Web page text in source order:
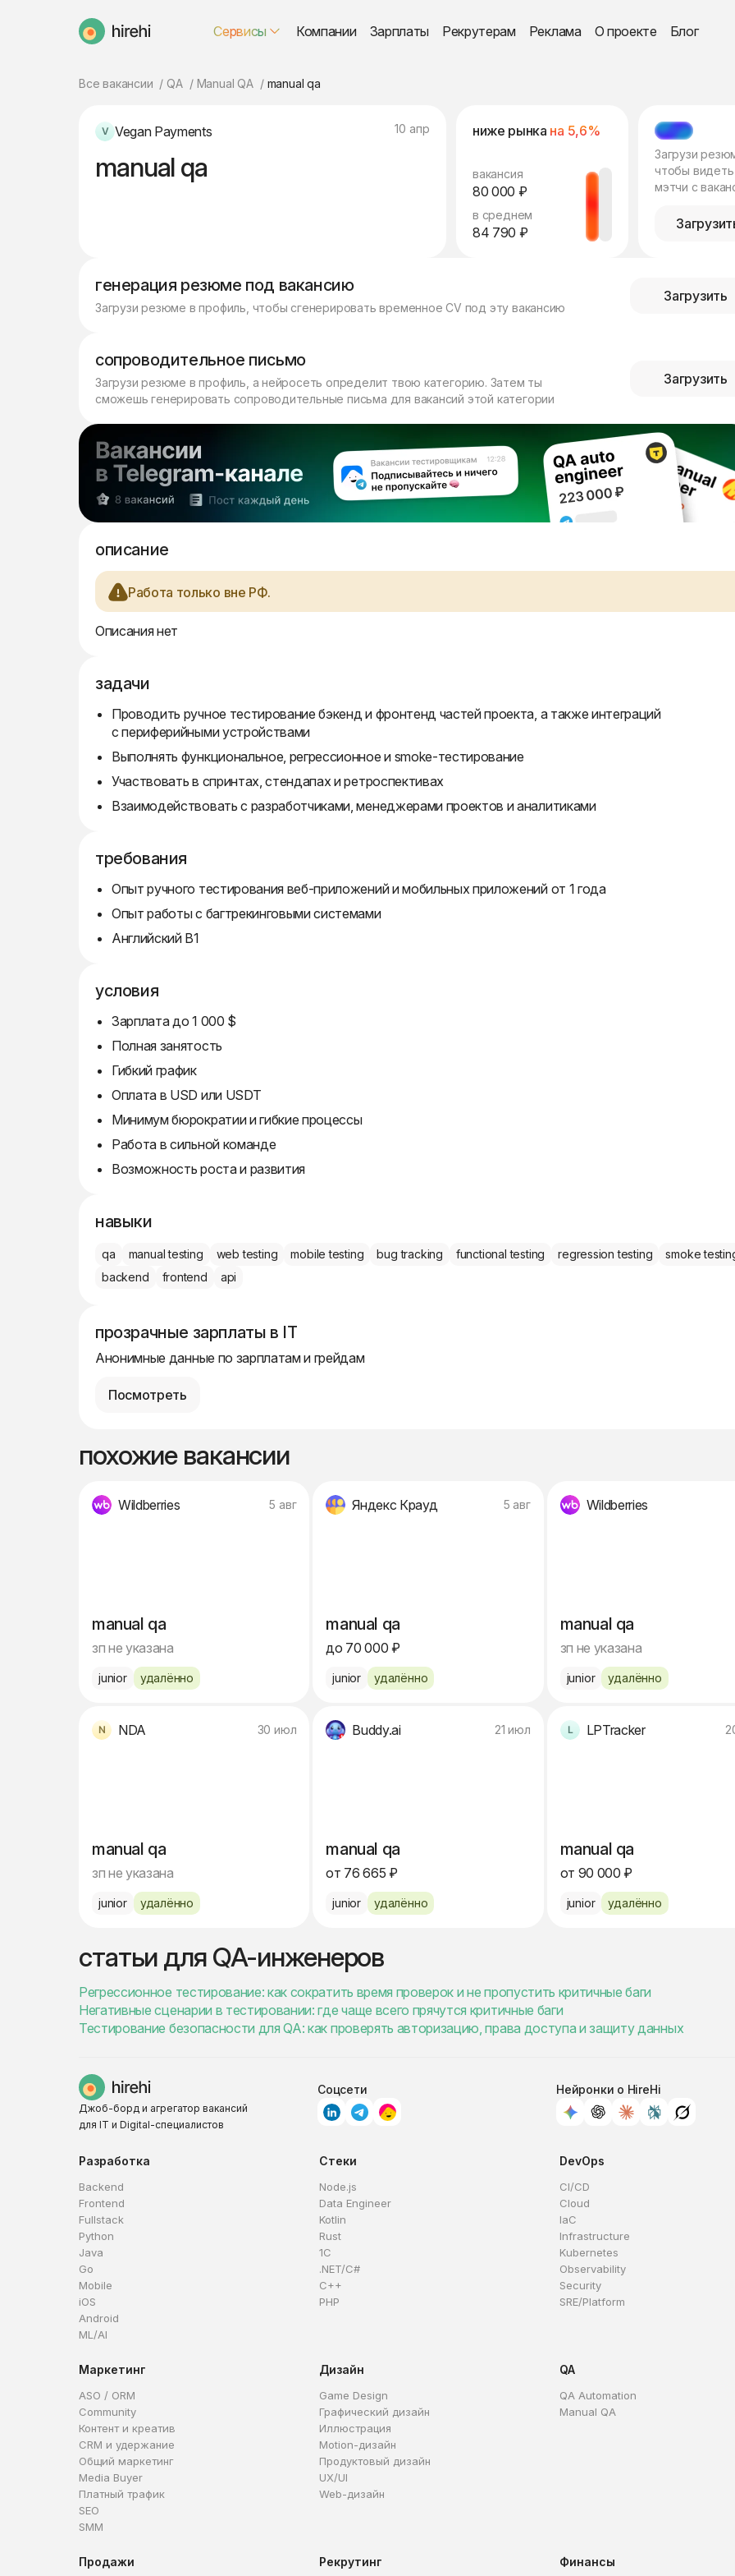
HireHi Сервисы Компании Зарплаты Рекрутерам Реклама О проекте Блог
Все вакансии QA Manual QA manual qa
Vegan Payments 10 апр
manual qa
ниже рынка на 5,6%
вакансия
80 000 ₽
в среднем
84 790 ₽
МЭТЧ
Загрузи
чтобы видеть
мэтчи с
генерация резюме под вакансию
Загрузи резюме в профиль, чтобы сгенерировать временное CV под эту вакансию
Загрузить
сопроводительное письмо
Загрузи резюме в профиль, а нейросеть определит твою категорию. Затем ты
сможешь генерировать сопроводительные письма для вакансий этой категории
Загрузить
описание
Работа только вне РФ.
Описания нет
задачи
Проводить ручное тестирование бэкенд и фронтенд частей проекта, а также интеграций
с периферийными устройствами
Выполнять функциональное, регрессионное и smoke-тестирование
Участвовать в спринтах, стендапах и ретроспективах
Взаимодействовать с разработчиками, менеджерами проектов и аналитиками
требования
Опыт ручного тестирования веб-приложений и мобильных приложений от 1 года
Опыт работы с багтрекинговыми системами
Английский B1
условия
Зарплата до 1 000 $
Полная занятость
Гибкий график
Оплата в USD или USDT
Минимум бюрократии и гибкие процессы
Работа в сильной команде
Возможность роста и развития
навыки
qa manual testing web testing mobile testing bug tracking functional testing regression testing
smoke
backend
frontend api
прозрачные зарплаты в IT
Анонимные данные по зарплатам и грейдам
Посмотреть
похожие вакансии
Wildberries 5 авг
manual qa
зп не указана
junior удалённо
Яндекс Крауд 5 авг
manual qa
до 70 000 ₽
junior удалённо
Wildberries
manual qa
зп не указана
junior удалённо
NDA 30 июл
manual qa
зп не указана
junior удалённо
Buddy.ai 21 июл
manual qa
от 76 665 ₽
junior удалённо
LPTracker
manual qa
от 90 000 ₽
junior удалённо
статьи для QA-инженеров
Регрессионное тестирование: как сократить время проверок и не пропустить критичные баги
Негативные сценарии в тестировании: где чаще всего прячутся критичные баги
Тестирование безопасности для QA: как проверять авторизацию, права доступа и защиту данных
Джоб-борд и агрегатор вакансий
для IT и Digital-специалистов
Соцсети Нейронки о HireHi
Разработка
Backend
Frontend
Fullstack
Python
Java
Go
Mobile
iOS
Android
ML/AI
Стеки
Node.js
Data Engineer
Kotlin
Rust
1C
.NET/C#
C++
PHP
DevOps
CI/CD
Cloud
IaC
Infrastructure
Kubernetes
Observability
Security
SRE/Platform
Маркетинг
ASO / ORM
Community
Контент и креатив
CRM и удержание
Общий маркетинг
Media Buyer
Платный трафик
SEO
SMM
Дизайн
Game Design
Графический дизайн
Иллюстрация
Motion-дизайн
Продуктовый дизайн
UX/UI
Web-дизайн
QA
QA Automation
Manual QA
Продажи Рекрутинг Финансы